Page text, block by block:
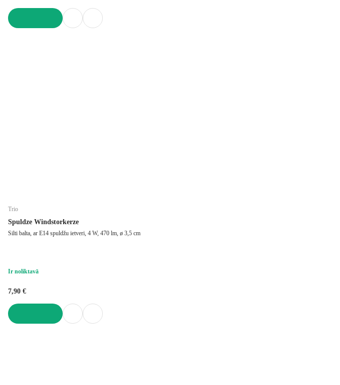
Trio
Spuldze Windstorkerze
Silti balta, ar E14 spuldžu ietveri, 4 W, 470 lm, ø 3,5 cm
Ir noliktavā
7,90 €